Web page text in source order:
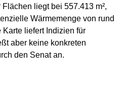
liegt bei 557.413 m²,
Wärmemenge von rund
liefert Indizien für
aber keine konkreten
den Senat an.